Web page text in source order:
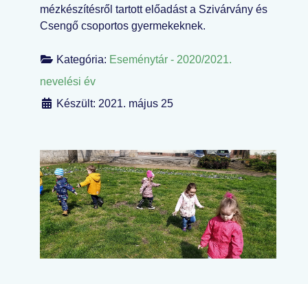
mézkészítésről tartott előadást a Szivárvány és
Csengő csoportos gyermekeknek.
Kategória: Eseménytár - 2020/2021.
nevelési év
Készült: 2021. május 25